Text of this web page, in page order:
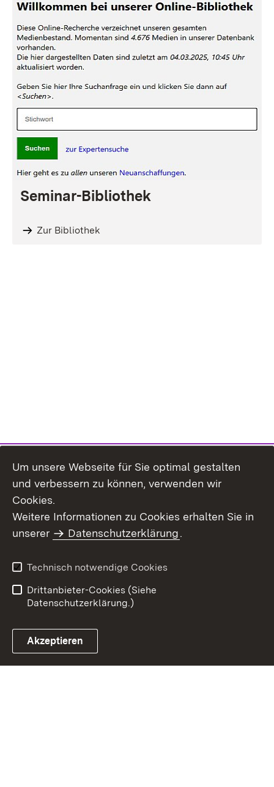
Seminar-Bibliothek
Zur Bibliothek
Benutzungshinweise
Erklärung zur
Um unsere Webseite für Sie optimal gestalten
und verbessern zu können, verwenden wir
Cookies.
Weitere Informationen zu Cookies erhalten Sie in
unserer
Datenschutzerklärung.
Technisch notwendige Cookies
Drittanbieter-Cookies (Siehe
Datenschutzerklärung.)
Akzeptieren